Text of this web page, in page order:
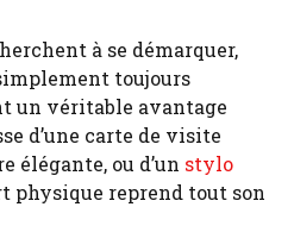
à se démarquer,
toujours
un véritable avantage
d’une carte de visite
élégante, ou d’un stylo
physique reprend tout son